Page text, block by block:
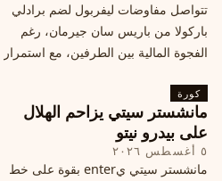
تتواصل مفاوضات ليفربول لضم برادلي
باركولا من باريس سان جيرمان، رغم
الفجوة المالية بين الطرفين، مع استمرار
إغلاق سوق الانتقالات
كورة
مانشستر سيتي يزاحم الهلال
على بيدرو نيتو
٥ أغسطس ٢٠٢٦
مانشستر سيتي يenter بقوة على خط